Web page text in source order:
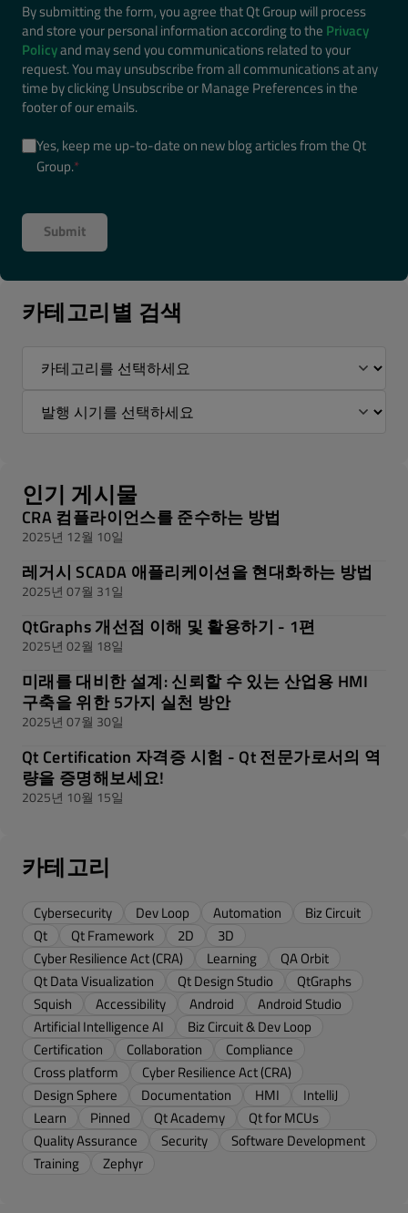
By submitting the form, you agree that Qt Group will process
and store your personal information according to the Privacy
Policyand may send you communications related to your
request. You may unsubscribe from all communications at any
time by clicking Unsubscribe or Manage Preferences in the
footer of our emails.
Yes, keep me up-to-date on new blog articles from the Qt
Group.*
카테고리별 검색
인기 게시물
CRA 컴플라이언스를 준수하는 방법
2025년 12월 10일
레거시 SCADA 애플리케이션을 현대화하는 방법
2025년 07월 31일
QtGraphs 개선점 이해 및 활용하기 - 1편
2025년 02월 18일
미래를 대비한 설계: 신뢰할 수 있는 산업용 HMI
구축을 위한 5가지 실천 방안
2025년 07월 30일
Qt Certification 자격증 시험 - Qt 전문가로서의 역
량을 증명해보세요!
2025년 10월 15일
카테고리
Cybersecurity Dev Loop Automation
Biz Circuit
Qt
Qt Framework 2D
3D
Cyber Resilience Act (CRA)
Learning
QA Orbit
Qt Data Visualization
Qt Design Studio
QtGraphs
Squish
Accessibility Android
Android Studio
Artificial Intelligence AI
Biz Circuit & Dev Loop
Certification
Collaboration
Compliance
Cross platform
Cyber Resilience Act (CRA)
Design Sphere
Documentation HMI
IntelliJ
Learn
Pinned Qt Academy
Qt for MCUs
Quality Assurance
Security
Software Development
Training
Zephyr